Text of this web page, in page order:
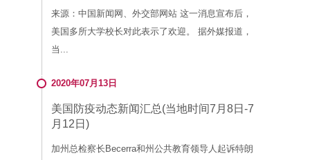
来源：中国新闻网、外交部网站 这一消息宣布后，
美国多所大学校长对此表示了欢迎。 据外媒报道，
当...
2020年07月13日
美国防疫动态新闻汇总(当地时间7月8日-7
月12日)
加州总检察长Becerra和州公共教育领导人起诉特朗